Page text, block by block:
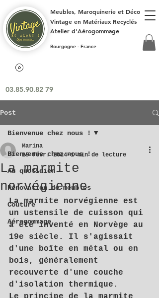
Meubles, Maroquinerie et Déco
Vintage en Matériaux Recyclés
Atelier d'Aérogommage
Bourgogne - France
03.85.90.82 79
Post
Bienvenue chez nous !
Au quotidien
Rénovation de meubles
Couture
Aérogommage
Bienvenue chez nous !
La marmite
norvégienne
Marina
15 févr. 2024 1 min de lecture
La marmite norvégienne est
un ustensile de cuisson qui
a été inventé en Norvège au
19e siècle. Il s'agissait
d'une boîte en métal ou en
bois, généralement
recouverte d'une couche
d'isolation thermique.